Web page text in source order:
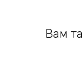
Вам